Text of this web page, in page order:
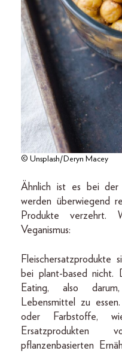
© Unsplash/Deryn Macey
Ähnlich ist es bei der
werden überwiegend
Produkte verzehrt.
Veganismus:
Fleischersatzprodukte
bei plant-based nicht.
Eating, also
Lebensmittel zu
oder Farbstoffe,
Ersatzprodukten
pflanzenbasierten